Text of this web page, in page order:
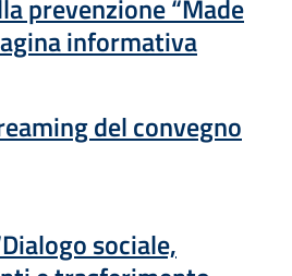
prevenzione “Made
informativa
del convegno
una nuova finestra
sociale,